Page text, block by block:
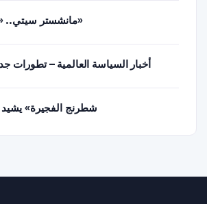
مانشستر سيتي.. «الصفقة الخامسة»
أخبار السياسة العالمية – تطورات
«شطرنج الفجيرة» يشيد